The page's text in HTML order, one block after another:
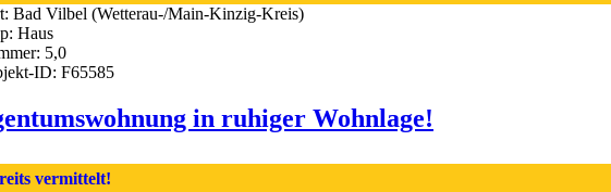
Bad Vilbel (Wetterau-/Main-Kinzig-Kreis)
Haus
5,0
ID: F65585
in ruhiger Wohnlage!
vermittelt!